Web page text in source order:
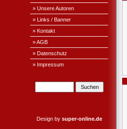
» Unsere Autoren
» Links / Banner
» Kontakt
» AGB
» Datenschutz
» Impressum
Design by super-online.de